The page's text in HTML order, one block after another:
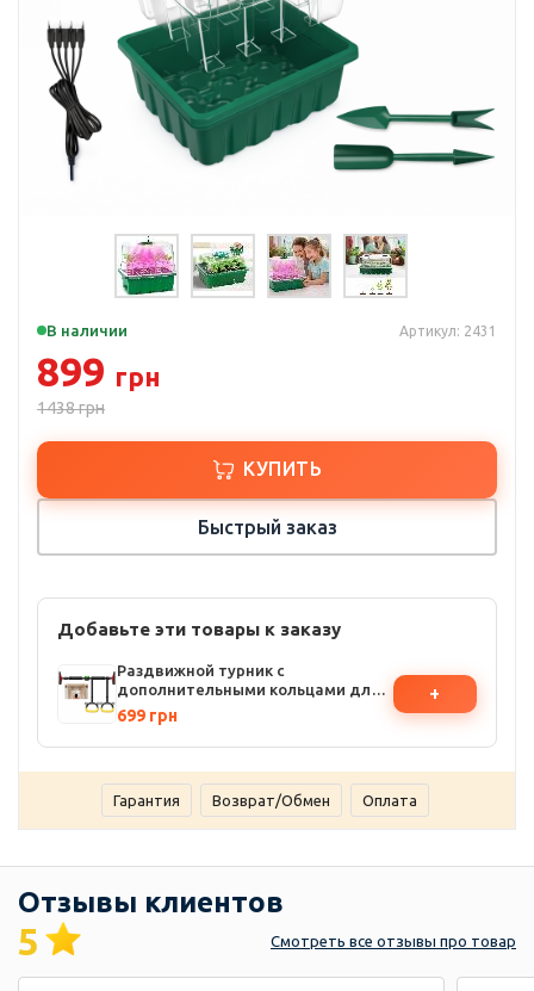
В наличии Артикул: 2431
899 грн
1438грн
КУПИТЬ
Быстрый заказ
Добавьте эти товары к заказу
Раздвижной турник с
дополнительными кольцами для
разнообразных упражнений,
помогает развивать мышцы
спины, рук, груди и пресса
699 грн
+
Гарантия Возврат/Обмен Оплата
Отзывы клиентов
5 Смотреть все отзывы про товар